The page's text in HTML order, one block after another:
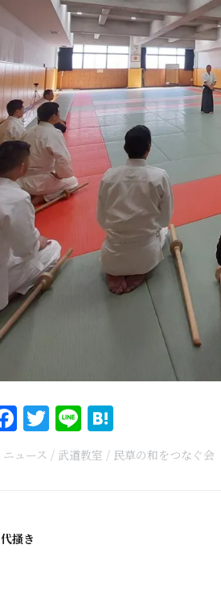
Facebook
Twitter
Line
ニュース 武道教室 民草の和をつなぐ会
代搔き